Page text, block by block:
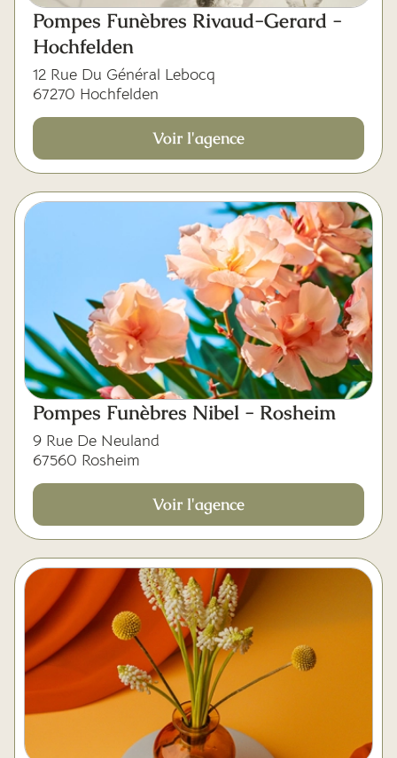
Pompes Funèbres Rivaud-Gerard -
Hochfelden
12 Rue Du Général Lebocq
67270 Hochfelden
Voir l'agence
Pompes Funèbres Nibel - Rosheim
9 Rue De Neuland
67560 Rosheim
Voir l'agence